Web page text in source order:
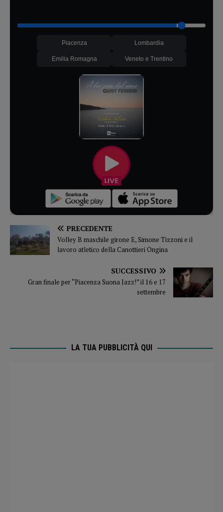
Piacenza Lombardia
Emilia Romagna Veneto e Trentino
PRECEDENTE
Volley B maschile girone E, Simone Tizzoni e il
lavoro atletico della Canottieri Ongina
SUCCESSIVO
Gran finale per “Piacenza Suona Jazz!” il 16 e 17
settembre
LA TUA PUBBLICITÀ QUI